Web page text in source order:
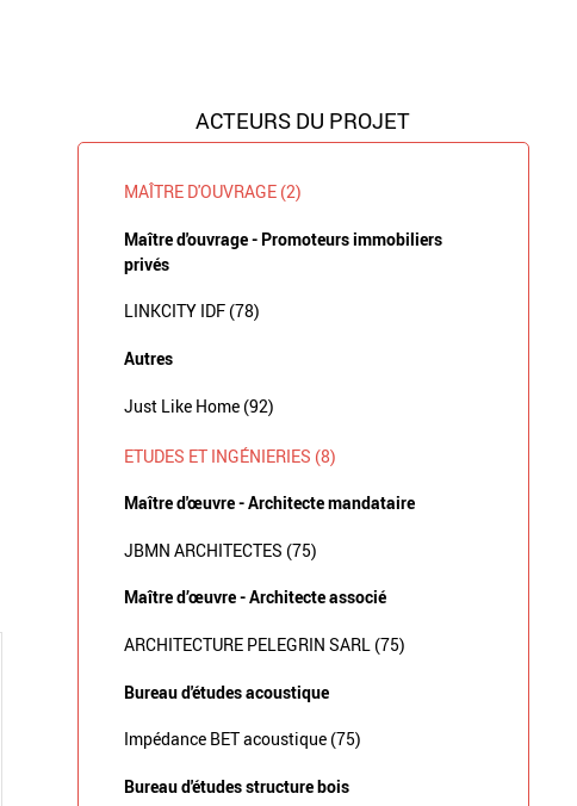
ACTEURS DU PROJET
MAÎTRE D'OUVRAGE (2)
Maître d'ouvrage - Promoteurs immobiliers
privés
LINKCITY IDF (78)
Autres
Just Like Home (92)
ETUDES ET INGÉNIERIES (8)
Maître d'œuvre - Architecte mandataire
JBMN ARCHITECTES (75)
Maître d’œuvre - Architecte associé
ARCHITECTURE PELEGRIN SARL (75)
Bureau d'études acoustique
Impédance BET acoustique (75)
Bureau d'études structure bois